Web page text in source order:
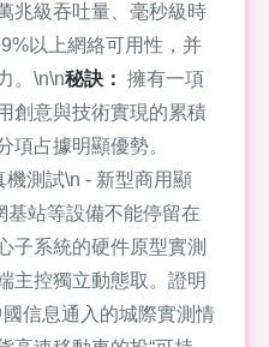
兆級吞吐量、毫秒級時
以上網絡可用性，并
。\n\n秘訣： 擁有一項
創意與技術實現的累積
項占據明顯優勢。
測試\n - 新型商用顯
基站等設備不能停留在
子系統的硬件原型實測
主控獨立動態取。證明
信息通入的城際實測情